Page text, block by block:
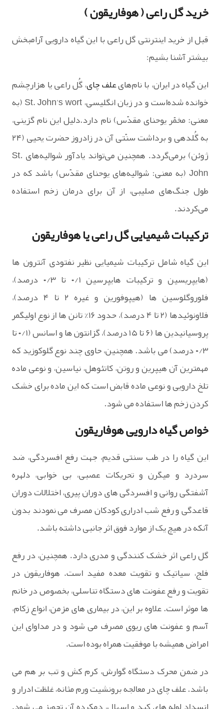
خرید گل راعی ( هوفاریقون )
قبل از خرید اینترنتی گل راعی با این گیاه دارویی آرامبخش
بیشتر آشنا بشیم:
این گیاه در ایران، با نام‌هایعلف چای، گُل راعی یا هزارچشم
خوانده شده‌است و در زبان انگلیسی، St. John’s wort (به
معنی: مخمّر یوحنای مقدّس) نام دارد.دلیل این نام گزینی،
به گُلدهی و برداشت سنّتی آن در زادروز حضرت یحیی (۲۴
ژوئن) برمی‌گردد. همچنین می‌تواند یادآور شوالیه‌های St.
John (به معنی: شوالیه‌های یوحنای مقدّس) باشد که در
طول جنگ‌های صلیبی، از آن برای درمان زخم استفاده
می‌کردند.
ترکیبات شیمیایی گل راعی یا هوفاریقون
این گیاه شامل ترکیبات شیمیایی نظیر نفتودی آنترون ها
(هایپریسین و ترکیبات هایپرسین ۰/۱ تا ۰/۳ درصد)،
فلوروگلوسین ها (هیپوفورین و غیره ۲ تا ۴ درصد)،
فلاونوئیدها (۲ تا ۴ درصد)، حدود ۱۶% تانن ها از نوع اولیگمر
پروسیانیدین ها (۶ تا ۱۵ درصد)، گزانتون ها و اسانس (۰/۱ تا
۰/۳ درصد) می باشد. همچنین، حاوی چند نوع گلوکوزید که
مهمترین آن هیپرین و روتن، کاتئوهل، نیاسین، و نوعی ماده
تلخ دارویی و نوعی ماده قابض است که این ماده برای خشک
کردن زخم ها استفاده می شود.
خواص گیاه دارویی هوفاریقون
این گیاه را در طب سنتی قدیم، جهت رفع افسردگی، ضد
سردرد و میگرن و تحریکات عصبی، بی خوابی، دلهره
آشفتگی روانی و افسردگی های دوران پیری، اختلالات دوران
قاعدگی و رفع شب ادراری کودکان مصرف می نمودند بدون
آنکه در هیچ یک از موارد فوق اثر جانبی داشته باشد.
گل راعی اثر خشک کنندگی و مدری دارد. همچنین، در رفع
فلج، سیاتیک و تقویت معده مفید است. هوفاریقون در
تقویت و رفع عفونت های دستگاه تناسلی، بخصوص در خانم
ها موثر است. علاوه بر این، در بیماری های مزمن، انواع زکام،
آسم و عفونت های ریوی مصرف می شود و در مداوای این
امراض همیشه با موفقیت همراه بوده است.
در ضمن محرک دستگاه گوارش، کرم کش و تب بر هم می
باشد. علف چای در معالجه برونشیت ورم مثانه، غلظت ادرار و